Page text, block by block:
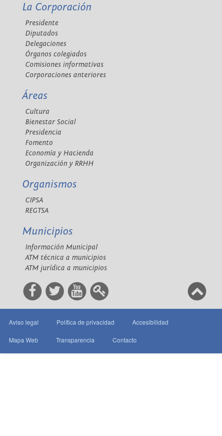
La Corporación
Presidente
Diputados
Delegaciones
Órganos colegiados
Comisiones informativas
Corporaciones anteriores
Áreas
Cultura
Bienestar Social
Presidencia
Fomento
Economía y Hacienda
Organización y RRHH
Organismos
CIPSA
REGTSA
Municipios
Información Municipal
ATM técnica a municipios
ATM jurídica a municipios
Aviso legal Política de privacidad Accesibilidad
Mapa Web Transparencia Contacto